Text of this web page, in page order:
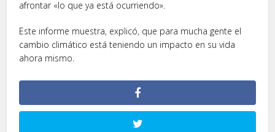
afrontar «lo que ya está ocurriendo».
Este informe muestra, explicó, que para mucha gente el
cambio climático está teniendo un impacto en su vida
ahora mismo.